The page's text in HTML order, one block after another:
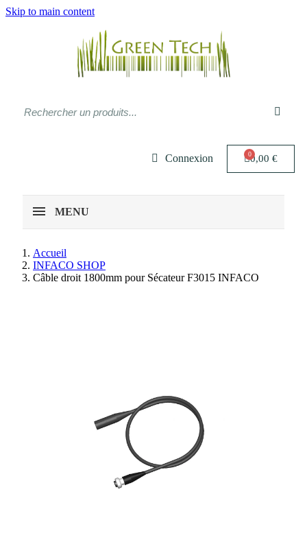
Skip to main content
Connexion 0,00 €
MENU
Accueil
INFACO SHOP
Câble droit 1800mm pour Sécateur F3015 INFACO